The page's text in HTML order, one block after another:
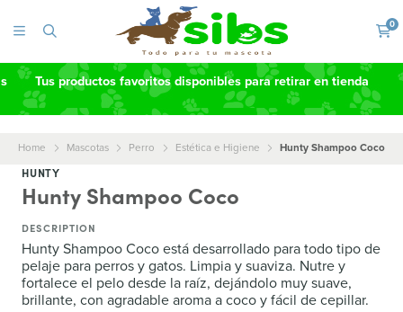
0
Tus productos favoritos disponibles para retirar en tienda
Home Mascotas Perro Estética e Higiene Hunty Shampoo Coco
HUNTY
Hunty Shampoo Coco
DESCRIPTION
Hunty Shampoo Coco está desarrollado para todo tipo de
pelaje para perros y gatos. Limpia y suaviza. Nutre y
fortalece el pelo desde la raíz, dejándolo muy suave,
brillante, con agradable aroma a coco y fácil de cepillar.